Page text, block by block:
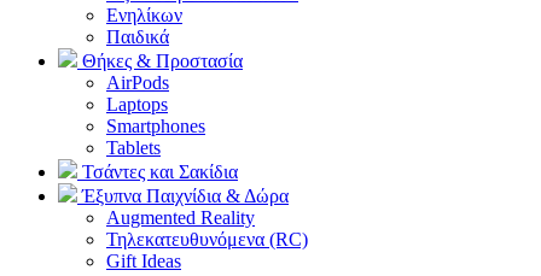
Ενηλίκων
Παιδικά
Θήκες & Προστασία
AirPods
Laptops
Smartphones
Tablets
Τσάντες και Σακίδια
Έξυπνα Παιχνίδια & Δώρα
Augmented Reality
Τηλεκατευθυνόμενα (RC)
Gift Ideas